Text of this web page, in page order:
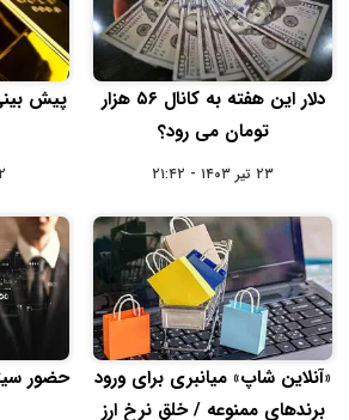
دلار این هفته به کانال ۵۶ هزار
تومان می‌ رود؟
۲۳ تیر ۱۴۰۳ - ۲۱:۴۲
پیش
۲۲
«آنلاین شاپ» میانبری برای ورود
برندهای ممنوعه / خلق نرخ ارز
حضور